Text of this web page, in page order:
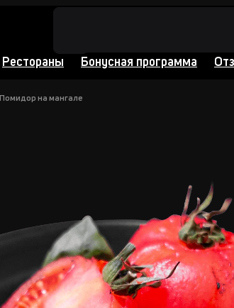
Рестораны Бонусная программа
Помидор на мангале